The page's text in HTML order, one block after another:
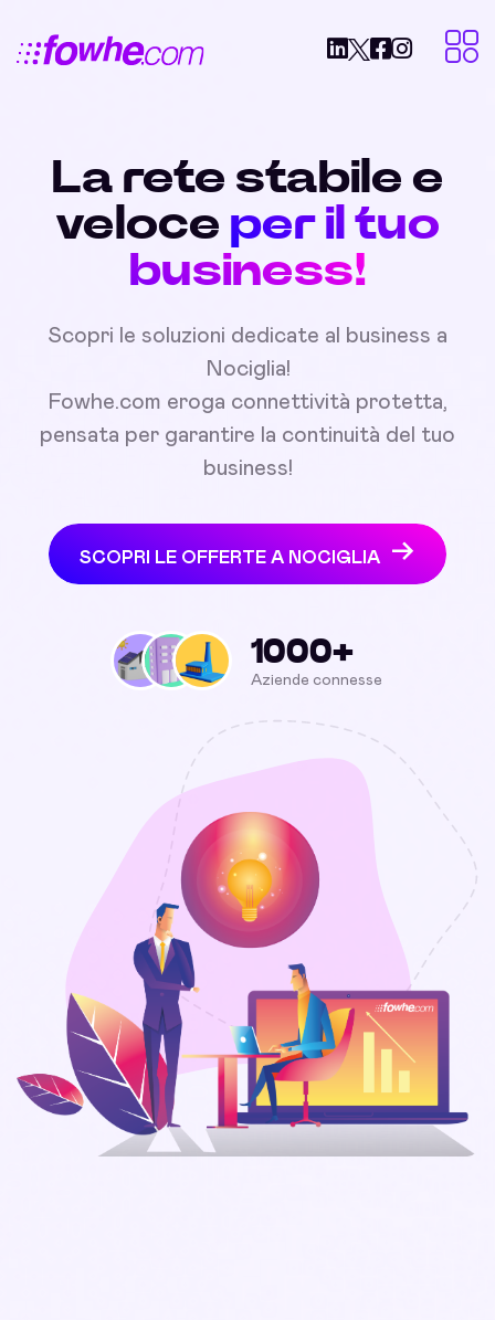
La rete stabile e
veloce per il tuo
business!
Scopri le soluzioni dedicate al business a
Nociglia!
Fowhe.com eroga connettività protetta,
pensata per garantire la continuità del tuo
business!
SCOPRI LE OFFERTE A NOCIGLIA
1000+
Aziende connesse